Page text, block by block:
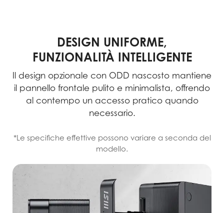
DESIGN UNIFORME,
FUNZIONALITÀ INTELLIGENTE
Il design opzionale con ODD nascosto mantiene
il pannello frontale pulito e minimalista, offrendo
al contempo un accesso pratico quando
necessario.
*Le specifiche effettive possono variare a seconda del
modello.